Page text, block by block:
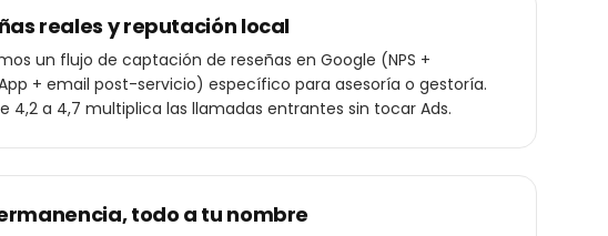
reales y reputación local
un flujo de captación de reseñas en Google (NPS +
+ email post-servicio) específico para asesoría o gestoría.
4,2 a 4,7 multiplica las llamadas entrantes sin tocar Ads.
todo a tu nombre